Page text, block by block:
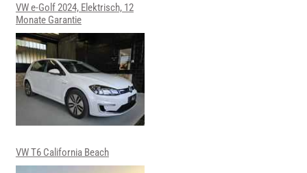
VW e-Golf 2024, Elektrisch, 12
Monate Garantie
VW T6 California Beach